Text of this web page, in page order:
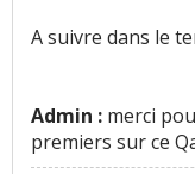
A suivre dans le
Admin : merci
premiers sur ce